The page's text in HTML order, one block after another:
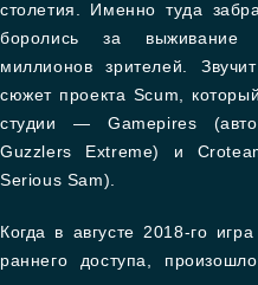
столетия. Именно туда
боролись за выживание
миллионов зрителей.
сюжет проекта Scum,
студии — Gamepires
Guzzlers Extreme) и
Serious Sam).
Когда в августе 2018-го
раннего доступа,